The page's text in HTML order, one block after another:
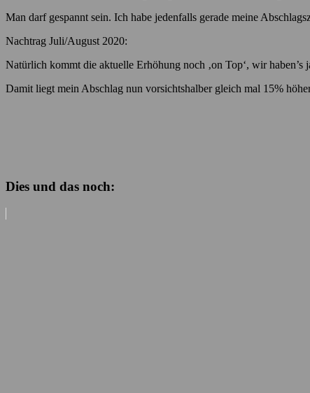
Man darf gespannt sein. Ich habe jedenfalls gerade meine
Nachtrag Juli/August 2020:
Natürlich kommt die aktuelle Erhöhung noch ‚on Top‘, wir haben’s
Damit liegt mein Abschlag nun vorsichtshalber gleich mal 15%
Dies und das noch: